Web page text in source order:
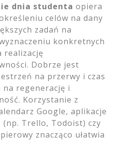
dnia studenta opiera
celów na dany
zadań na
konkretnych
realizację
Dobrze jest
na przerwy i czas
regenerację i
Korzystanie z
Google, aplikacje
(np. Trello, Todoist) czy
znacząco ułatwia